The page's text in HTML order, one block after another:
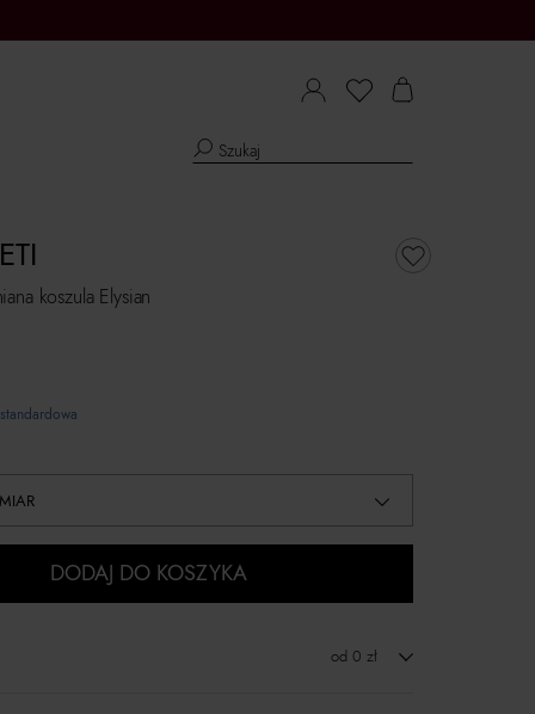
koszula Elysian
DODAJ DO KOSZYKA
od 0 zł